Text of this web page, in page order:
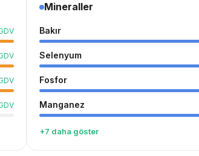
Mineraller
Bakır
Selenyum
Fosfor
Manganez
+7 daha göster